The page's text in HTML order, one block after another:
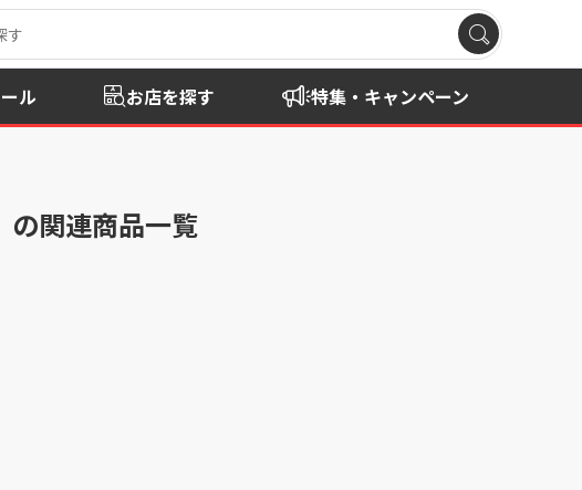
ル お店を探す 特集・キャンペーン
の関連商品一覧